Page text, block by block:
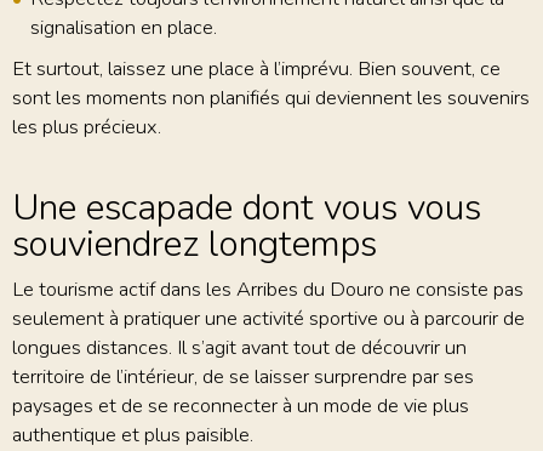
signalisation en place.
Et surtout, laissez une place à l’imprévu. Bien souvent, ce
sont les moments non planifiés qui deviennent les souvenirs
les plus précieux.
Une escapade dont vous vous
souviendrez longtemps
Le tourisme actif dans les Arribes du Douro ne consiste pas
seulement à pratiquer une activité sportive ou à parcourir de
longues distances. Il s’agit avant tout de découvrir un
territoire de l’intérieur, de se laisser surprendre par ses
paysages et de se reconnecter à un mode de vie plus
authentique et plus paisible.